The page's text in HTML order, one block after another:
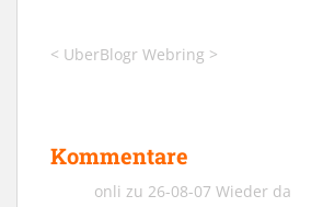
< UberBlogr Webring >
Kommentare
onli zu 26-08-07 Wieder da